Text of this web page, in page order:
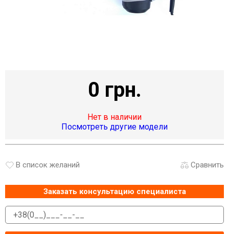
0 грн.
Нет в наличии
Посмотреть другие модели
В список желаний Сравнить
Заказать консультацию специалиста